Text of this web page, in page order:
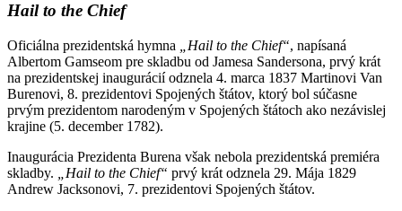
Hail to the Chief
Oficiálna prezidentská hymna „Hail to the Chief“, napísaná
Albertom Gamseom pre skladbu od Jamesa Sandersona, prvý krát
na prezidentskej inaugurácií odznela 4. marca 1837 Martinovi Van
Burenovi, 8. prezidentovi Spojených štátov, ktorý bol súčasne
prvým prezidentom narodeným v Spojených štátoch ako nezávislej
krajine (5. december 1782).
Inaugurácia Prezidenta Burena však nebola prezidentská premiéra
skladby.
„Hail to the Chief“ prvý krát odznela 29. Mája 1829
Andrew Jacksonovi, 7. prezidentovi Spojených štátov.